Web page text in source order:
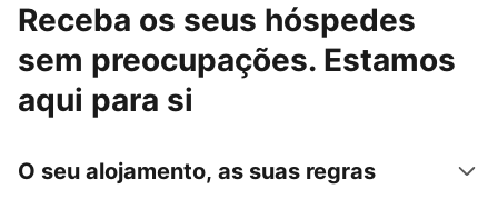
Receba os seus hóspedes
sem preocupações. Estamos
aqui para si
O seu alojamento, as suas regras